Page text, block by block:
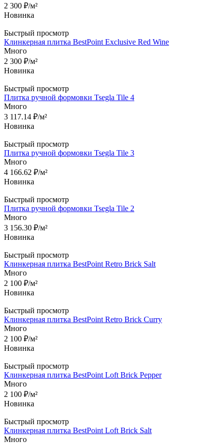
2 300 ₽/м²
Новинка
Быстрый просмотр
Клинкерная плитка BestPoint Exclusive Red Wine
Много
2 300 ₽/м²
Новинка
Быстрый просмотр
Плитка ручной формовки Tsegla Tile 4
Много
3 117.14 ₽/м²
Новинка
Быстрый просмотр
Плитка ручной формовки Tsegla Tile 3
Много
4 166.62 ₽/м²
Новинка
Быстрый просмотр
Плитка ручной формовки Tsegla Tile 2
Много
3 156.30 ₽/м²
Новинка
Быстрый просмотр
Клинкерная плитка BestPoint Retro Brick Salt
Много
2 100 ₽/м²
Новинка
Быстрый просмотр
Клинкерная плитка BestPoint Retro Brick Curry
Много
2 100 ₽/м²
Новинка
Быстрый просмотр
Клинкерная плитка BestPoint Loft Brick Pepper
Много
2 100 ₽/м²
Новинка
Быстрый просмотр
Клинкерная плитка BestPoint Loft Brick Salt
Много